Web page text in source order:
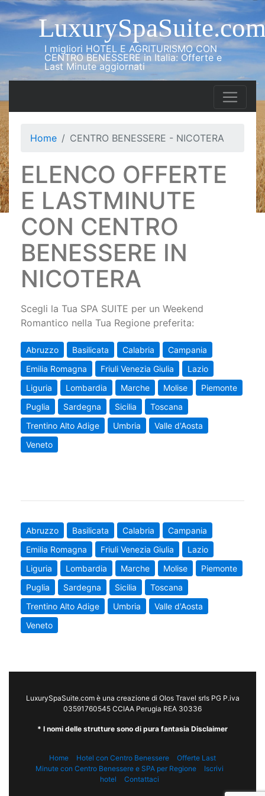
I migliori HOTEL E AGRITURISMO CON
CENTRO BENESSERE in Italia: Offerte e
Last Minute aggiornati
Home CENTRO BENESSERE - NICOTERA
ELENCO OFFERTE
E LASTMINUTE
CON CENTRO
BENESSERE IN
NICOTERA
Scegli la Tua SPA SUITE per un Weekend
Romantico nella Tua Regione preferita:
Abruzzo Basilicata Calabria
Campania
Emilia Romagna
Friuli Venezia Giulia
Lazio
Liguria
Lombardia Marche Molise
Piemonte
Puglia
Sardegna Sicilia
Toscana
Trentino Alto Adige
Umbria
Valle d'Aosta
Veneto
Abruzzo Basilicata Calabria
Campania
Emilia Romagna
Friuli Venezia Giulia
Lazio
Liguria
Lombardia Marche Molise
Piemonte
Puglia
Sardegna Sicilia
Toscana
Trentino Alto Adige
Umbria
Valle d'Aosta
Veneto
LuxurySpaSuite.com è una creazione di Olos Travel srls PG P.iva
03591760545 CCIAA Perugia REA 30336
* I nomi delle strutture sono di pura fantasia Disclaimer
Home Hotel con Centro Benessere
Offerte Last
Minute con Centro Benessere e SPA per Regione
Iscrivi
hotel
Contattaci